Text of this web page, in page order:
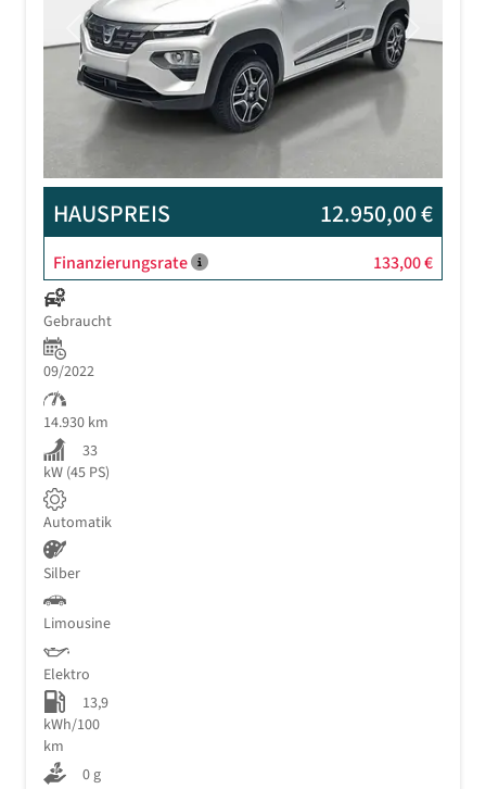
Previous Next
HAUSPREIS 12.950,00 €
Finanzierungsrate 133,00 €
Gebraucht
09/2022
14.930 km
33
kW (45 PS)
Automatik
Silber
Limousine
Elektro
13,9
kWh/100
km
0 g